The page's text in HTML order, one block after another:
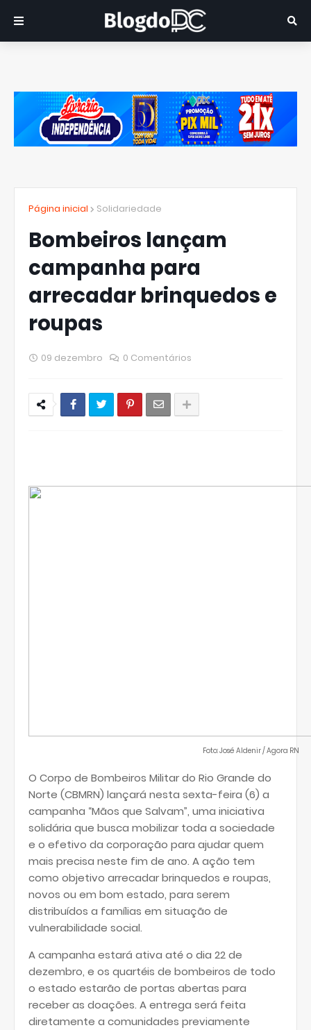
Página inicial Solidariedade
Bombeiros lançam
campanha para
arrecadar brinquedos e
roupas
09 dezembro 0 Comentários
Foto: José Aldenir / Agora RN
O Corpo de Bombeiros Militar do Rio Grande do
Norte (CBMRN) lançará nesta sexta-feira (6) a
campanha “Mãos que Salvam”, uma iniciativa
solidária que busca mobilizar toda a sociedade
e o efetivo da corporação para ajudar quem
mais precisa neste fim de ano. A ação tem
como objetivo arrecadar brinquedos e roupas,
novos ou em bom estado, para serem
distribuídos a famílias em situação de
vulnerabilidade social.
A campanha estará ativa até o dia 22 de
dezembro, e os quartéis de bombeiros de todo
o estado estarão de portas abertas para
receber as doações. A entrega será feita
diretamente a comunidades previamente